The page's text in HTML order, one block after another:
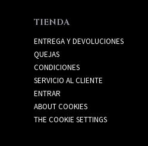
TIENDA
ENTREGA Y DEVOLUCIONES
QUEJAS
CONDICIONES
SERVICIO AL CLIENTE
ENTRAR
ABOUT COOKIES
THE COOKIE SETTINGS